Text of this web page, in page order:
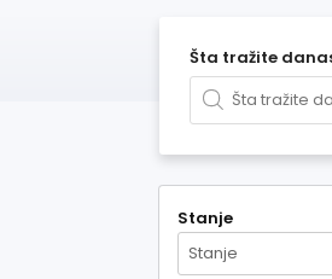
Šta tražite
Stanje
Stanje